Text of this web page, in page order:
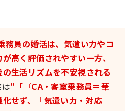
務員の婚活は、気遣い力やコ
高く評価されやすい一方、
生活リズムを不安視される
“「『CA・客室乗務員＝華
せず、『気遣い力・対応